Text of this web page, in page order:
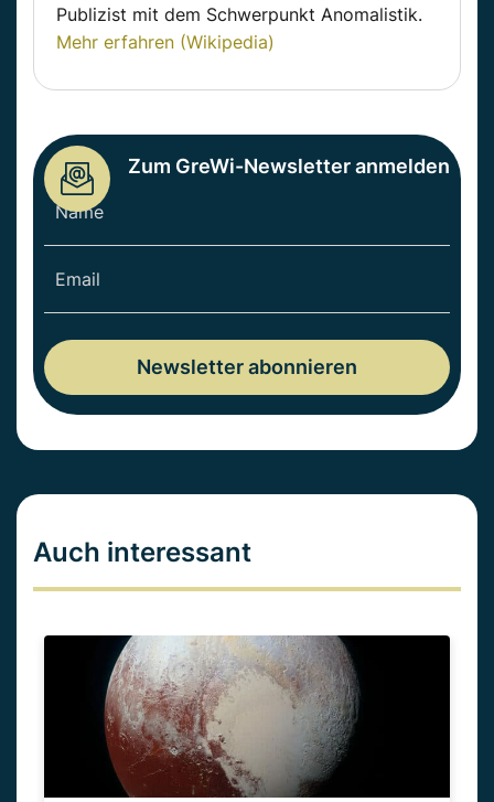
Publizist mit dem Schwerpunkt Anomalistik.
Mehr erfahren (Wikipedia)
Zum GreWi-Newsletter anmelden
Auch interessant